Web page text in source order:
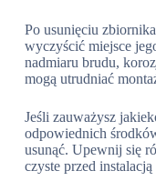
Po usunięciu
wyczyścić miejsce
nadmiaru brudu,
mogą utrudniać
Jeśli zauważysz
odpowiednich
usunąć. Upewnij się
czyste przed